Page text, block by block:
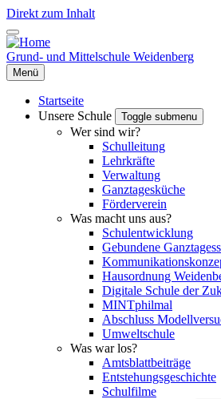
Direkt zum Inhalt
Grund- und Mittelschule Weidenberg
Menü
Startseite
Unsere Schule
Toggle submenu
Wer sind wir?
Schulleitung
Lehrkräfte
Verwaltung
Ganztagesküche
Förderverein
Was macht uns aus?
Schulentwicklung
Gebundene
Hausordnung
Digitale Schule der
MINTphilmal
Abschluss
Umweltschule
Was war los?
Amtsblattbeiträge
Entstehungsgeschichte
Schulfilme